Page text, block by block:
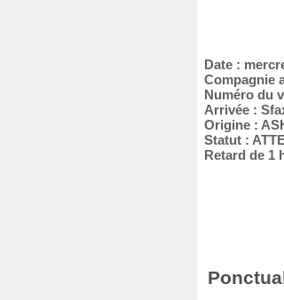
Date :
Compagnie
Numéro du
Arrivée :
Origine :
Statut :
Retard de 1